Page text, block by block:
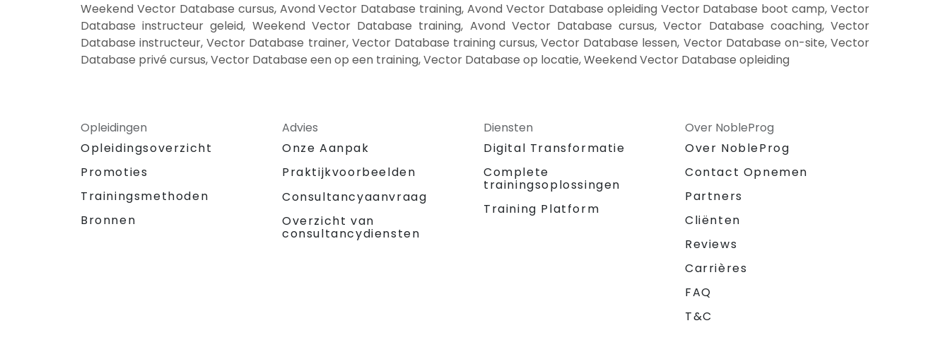
Weekend Vector Database cursus, Avond Vector Database training, Avond Vector Database opleiding Vector Database boot camp, Vector
Database instructeur geleid, Weekend Vector Database training, Avond Vector Database cursus, Vector Database coaching, Vector
Database instructeur, Vector Database trainer, Vector Database training cursus, Vector Database lessen, Vector Database on-site, Vector
Database privé cursus, Vector Database een op een training, Vector Database op locatie, Weekend Vector Database opleiding
Opleidingen
Opleidingsoverzicht
Promoties
Trainingsmethoden
Bronnen
Advies
Onze Aanpak
Praktijkvoorbeelden
Consultancyaanvraag
Overzicht van
consultancydiensten
Diensten
Digital Transformatie
Complete
trainingsoplossingen
Training Platform
Over NobleProg
Over NobleProg
Contact Opnemen
Partners
Cliënten
Reviews
Carrières
FAQ
T&C